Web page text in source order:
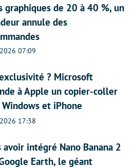
graphiques de 20 à 40 %, un
annule des
07:09
? Microsoft
à Apple un copier-coller
et iPhone
17:38
avoir intégré Nano Banana 2
Earth, le géant